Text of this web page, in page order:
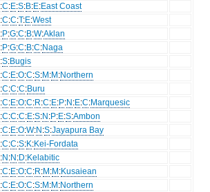
:C:E:S:B:E:East Coast
:C:C:T:E:West
:P:G:C:B:W:Aklan
:P:G:C:B:C:Naga
:S:Bugis
:C:E:O:C:S:M:M:Northern
:C:C:C:Buru
:C:E:O:C:R:C:E:P:N:E:C:Marquesic
:C:C:C:E:S:N:P:E:S:Ambon
:C:E:O:W:N:S:Jayapura Bay
:C:C:S:K:Kei-Fordata
:N:N:D:Kelabitic
:C:E:O:C:R:M:M:Kusaiean
:C:E:O:C:S:M:M:Northern